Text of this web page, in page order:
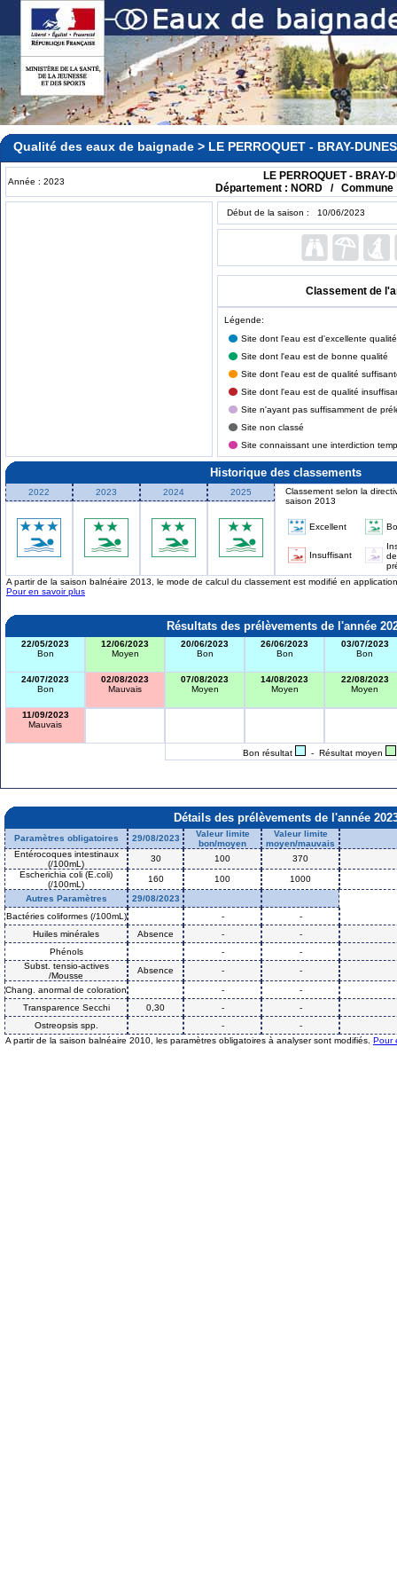
Qualité des eaux de baignade > LE PERROQUET - BRAY-DUNES
Année : 2023
LE PERROQUET - BRAY-
Département : NORD / Commune
Début de la saison : 10/06/2023
Classement de
Légende:
Site dont l'eau est d'excellente qualité
Site dont l'eau est de bonne qualité
Site dont l'eau est de qualité
Site dont l'eau est de qualité
Site n'ayant pas suffisamment de
Site non classé
Site connaissant une interdiction
Historique des classements
2022 2023 2024 2025
Classement selon la
saison 2013
Excellent
Insuffisant
de
A partir de la saison balnéaire 2013, le mode de calcul du classement est modifié en
Pour en savoir plus
Résultats des prélèvements de l'année
22/05/2023
Bon
12/06/2023
Moyen
20/06/2023
Bon
26/06/2023
Bon
03/07/2023
Bon
24/07/2023
Bon
02/08/2023
Mauvais
07/08/2023
Moyen
14/08/2023
Moyen
22/08/2023
Moyen
11/09/2023
Mauvais
Bon résultat - Résultat moyen
Détails des prélèvements de l'année
Paramètres obligatoires 29/08/2023
Valeur limite
bon/moyen
Valeur limite
moyen/mauvais
Entérocoques intestinaux
(/100mL)
30 100
370
Escherichia coli (E.coli)
(/100mL)
160 100
1000
Autres Paramètres
29/08/2023
Bactéries coliformes (/100mL)
-
-
Huiles minérales
Absence -
-
Phénols
-
-
Subst. tensio-actives
/Mousse
Absence -
-
Chang. anormal de coloration
-
-
Transparence Secchi
0,30 -
-
Ostreopsis spp.
-
-
A partir de la saison balnéaire 2010, les paramètres obligatoires à analyser sont modifiés. Pour